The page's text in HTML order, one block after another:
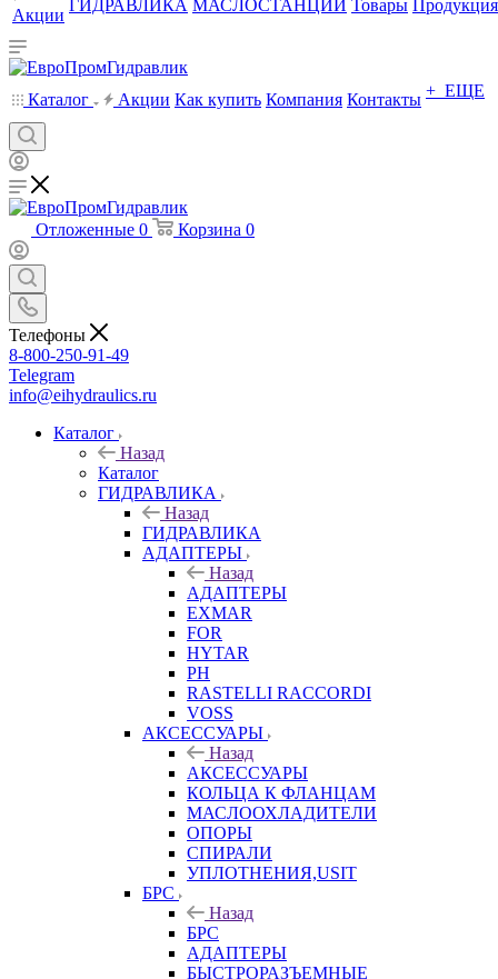
Акции
ГИДРАВЛИКА МАСЛОСТАНЦИИ Товары Продукция
Каталог Акции Как купить Компания Контакты + ЕЩЕ
Отложенные 0 Корзина 0
Телефоны
8-800-250-91-49
Telegram
info@eihydraulics.ru
Каталог
Назад
Каталог
ГИДРАВЛИКА
Назад
ГИДРАВЛИКА
АДАПТЕРЫ
Назад
АДАПТЕРЫ
EXMAR
FOR
HYTAR
PH
RASTELLI RACCORDI
VOSS
АКСЕССУАРЫ
Назад
АКСЕССУАРЫ
КОЛЬЦА К ФЛАНЦАМ
МАСЛООХЛАДИТЕЛИ
ОПОРЫ
СПИРАЛИ
УПЛОТНЕНИЯ,USIT
БРС
Назад
БРС
АДАПТЕРЫ
БЫСТРОРАЗЪЕМНЫЕ